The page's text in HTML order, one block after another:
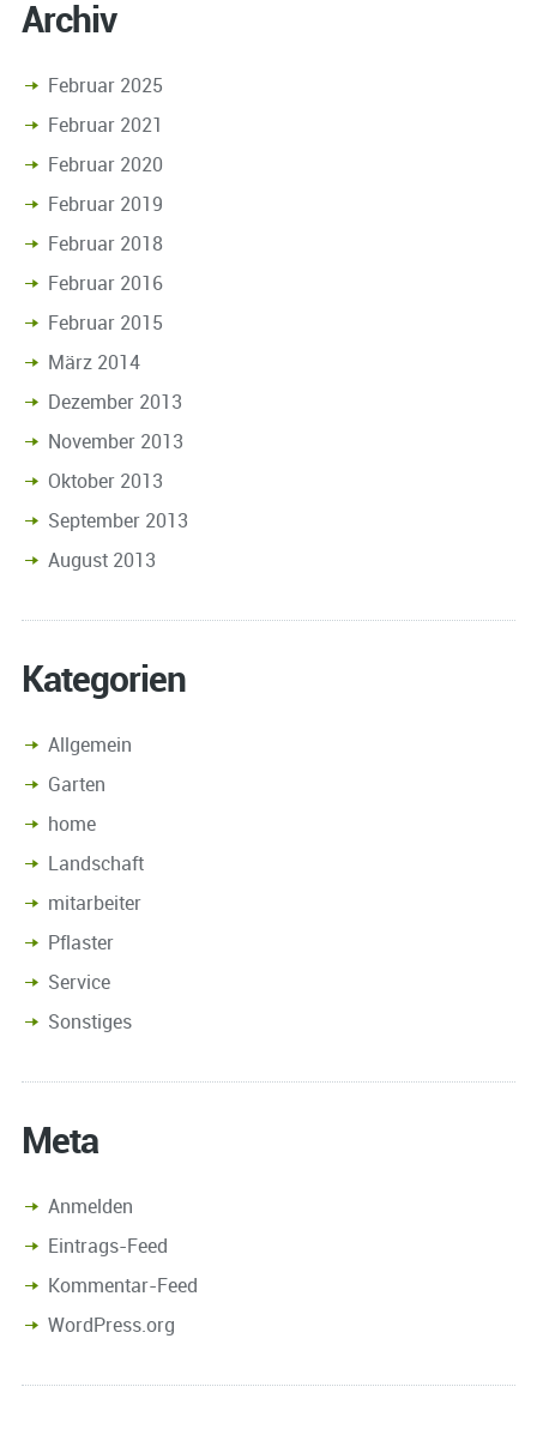
Archiv
Februar 2025
Februar 2021
Februar 2020
Februar 2019
Februar 2018
Februar 2016
Februar 2015
März 2014
Dezember 2013
November 2013
Oktober 2013
September 2013
August 2013
Kategorien
Allgemein
Garten
home
Landschaft
mitarbeiter
Pflaster
Service
Sonstiges
Meta
Anmelden
Eintrags-Feed
Kommentar-Feed
WordPress.org